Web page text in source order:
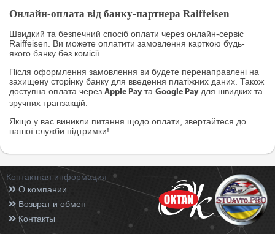
Онлайн-оплата від банку-партнера Raiffeisen
Швидкий та безпечний спосіб оплати через онлайн-сервіс
Raiffeisen. Ви можете оплатити замовлення карткою будь-
якого банку без комісії.
Після оформлення замовлення ви будете перенаправлені на
захищену сторінку банку для введення платіжних даних. Також
доступна оплата через Apple Pay та Google Pay для швидких та
зручних транзакцій.
Якщо у вас виникли питання щодо оплати, звертайтеся до
нашої служби підтримки!
Контактная информация
О компании
Возврат и обмен
Контакты